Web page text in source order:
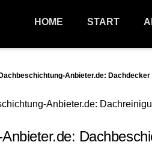
HOME START
Anbieter.de: